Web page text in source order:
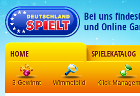
Bei uns
und Online
HOME SPIELEKATALOG
3-Gewinnt Wimmelbild Klick-